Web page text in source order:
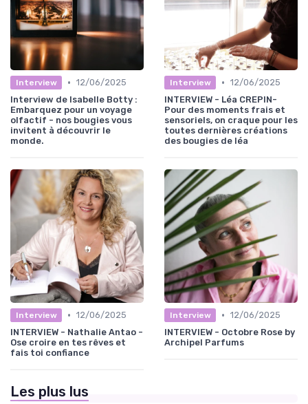
Interview • 12/06/2025
Interview de Isabelle Botty :
Embarquez pour un voyage
olfactif - nos bougies vous
invitent à découvrir le
monde.
Interview • 12/06/2025
INTERVIEW - Léa CREPIN-
Pour des moments frais et
sensoriels, on craque pour les
toutes dernières créations
des bougies de léa
Interview • 12/06/2025
INTERVIEW - Nathalie Antao -
Ose croire en tes rêves et
fais toi confiance
Interview • 12/06/2025
INTERVIEW - Octobre Rose by
Archipel Parfums
Les plus lus